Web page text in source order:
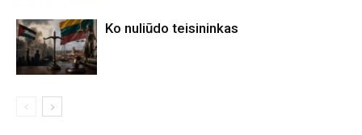
Ko nuliūdo teisininkas